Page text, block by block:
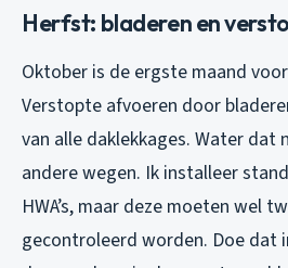
Herfst: bladeren en
Oktober is de ergste maand
Verstopte afvoeren door
van alle daklekkages. Water dat
andere wegen. Ik installeer
HWA’s, maar deze moeten wel
gecontroleerd worden. Doe dat